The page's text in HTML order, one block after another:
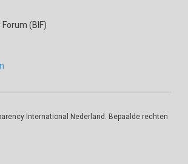
(BIF)
International Nederland. Bepaalde rechten